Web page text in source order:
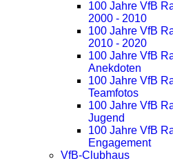
100 Jahre VfB
2000 - 2010
100 Jahre VfB
2010 - 2020
100 Jahre VfB
Anekdoten
100 Jahre VfB
Teamfotos
100 Jahre VfB
Jugend
100 Jahre VfB
Engagement
VfB-Clubhaus